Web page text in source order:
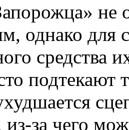
не
однако для
средства
за чего